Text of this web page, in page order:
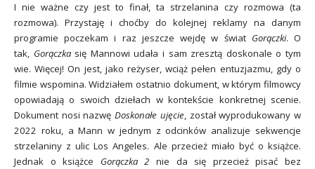
I nie ważne czy jest to finał, ta strzelanina czy rozmowa (ta
rozmowa). Przystaję i choćby do kolejnej reklamy na danym
programie poczekam i raz jeszcze wejdę w świat Gorączki. O
tak, Gorączka się Mannowi udała i sam zresztą doskonale o tym
wie. Więcej! On jest, jako reżyser, wciąż pełen entuzjazmu, gdy o
filmie wspomina. Widziałem ostatnio dokument, w którym filmowcy
opowiadają o swoich dziełach w kontekście konkretnej scenie.
Dokument nosi nazwęDoskonałe ujęcie, został wyprodukowany w
2022 roku, a Mann w jednym z odcinków analizuje sekwencje
strzelaniny z ulic Los Angeles. Ale przecież miało być o książce.
Jednak o książce Gorączka 2nie da się przecież pisać bez